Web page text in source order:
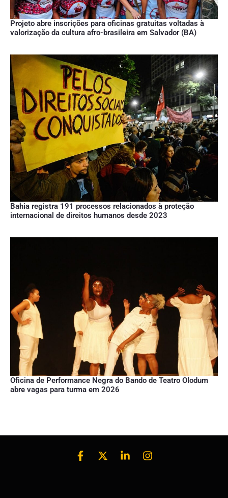
Projeto abre inscrições para oficinas gratuitas voltadas à
valorização da cultura afro-brasileira em Salvador (BA)
Bahia registra 191 processos relacionados à proteção
internacional de direitos humanos desde 2023
Oficina de Performance Negra do Bando de Teatro Olodum
abre vagas para turma em 2026